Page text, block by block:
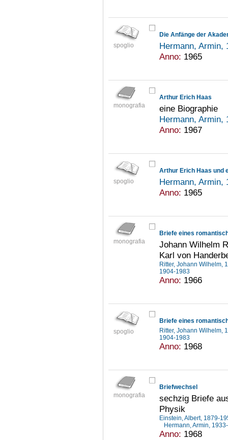
spoglio
Die Anfänge der
Hermann, Armin,
Anno: 1965
monografia
Arthur Erich Haas
eine Biographie
Hermann, Armin,
Anno: 1967
spoglio
Arthur Erich Haas und
Hermann, Armin,
Anno: 1965
monografia
Briefe eines
Johann Wilhelm
Karl von
Ritter, Johann Wilhelm,
1904-1983
Anno: 1966
spoglio
Ritter, Johann Wilhelm,
1904-1983
Anno: 1968
monografia
Briefwechsel
sechzig Briefe
Physik
Einstein, Albert, 1879-
Hermann, Armin,
Anno: 1968